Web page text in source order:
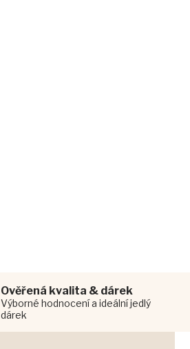
Ověřená kvalita & dárek
Výborné hodnocení a ideální jedlý
dárek